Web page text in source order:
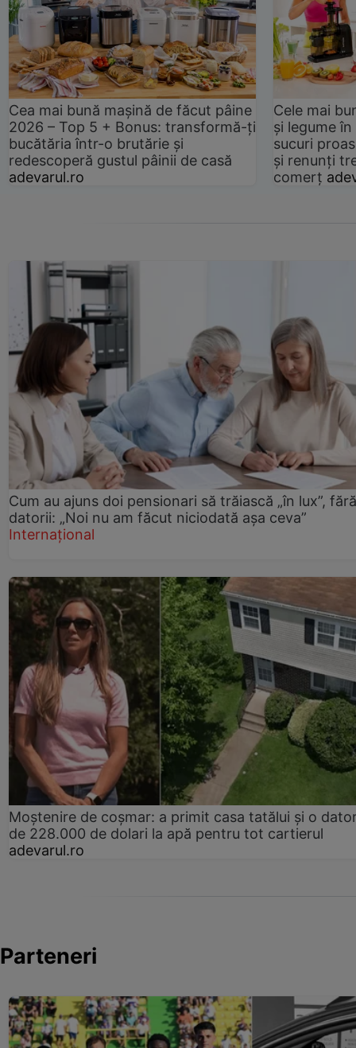
Cea mai bună mașină de făcut pâine
2026 – Top 5 + Bonus: transformă-ți
bucătăria într-o brutărie și
redescoperă gustul pâinii de casă
adevarul.ro
Cele mai
și legume
sucuri
și renunți
comerț
Cum au ajuns doi pensionari să trăiască „în lux”, fără
datorii: „Noi nu am făcut niciodată așa ceva”
Internațional
Moștenire de coșmar: a primit casa tatălui și o
de 228.000 de dolari la apă pentru tot cartierul
adevarul.ro
Parteneri